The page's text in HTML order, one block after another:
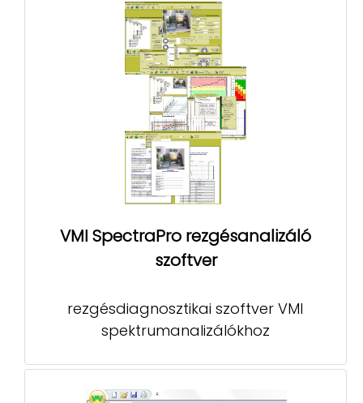
VMI SpectraPro rezgésanalizáló
szoftver
rezgésdiagnosztikai szoftver VMI
spektrumanalizálókhoz